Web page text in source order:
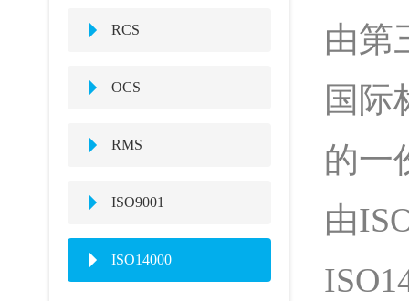
RCS
OCS
RMS
ISO9001
ISO14000
由第
国际
的一
由